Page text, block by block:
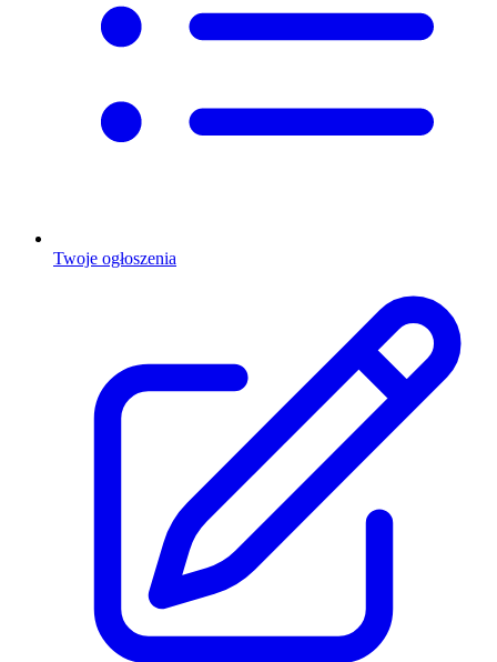
Twoje ogłoszenia